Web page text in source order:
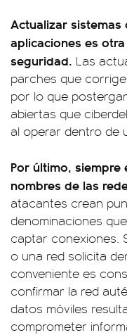
Actualizar sistemas
aplicaciones es
seguridad. Las
parches que
por lo que
abiertas que
al operar dentro de
Por último,
nombres de las
atacantes crean
denominaciones
captar conexiones.
o una red solicita
conveniente es
confirmar la red
datos móviles
comprometer